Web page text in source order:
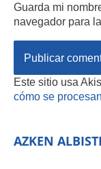
Guarda mi
navegador para
Este sitio usa
cómo se
AZKEN